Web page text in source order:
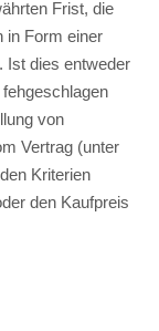
Frist, die
in Form einer
Ist dies entweder
von
Vertrag (unter
Kriterien
den Kaufpreis